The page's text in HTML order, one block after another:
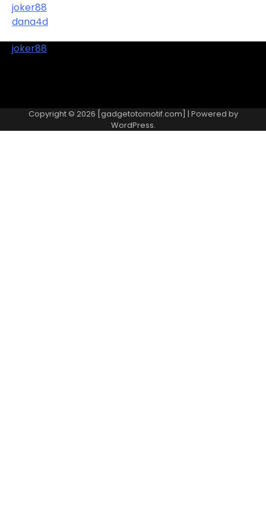
joker88
dana4d
joker88
Copyright © 2026 [gadgetotomotif.com] | Powered by
WordPress.